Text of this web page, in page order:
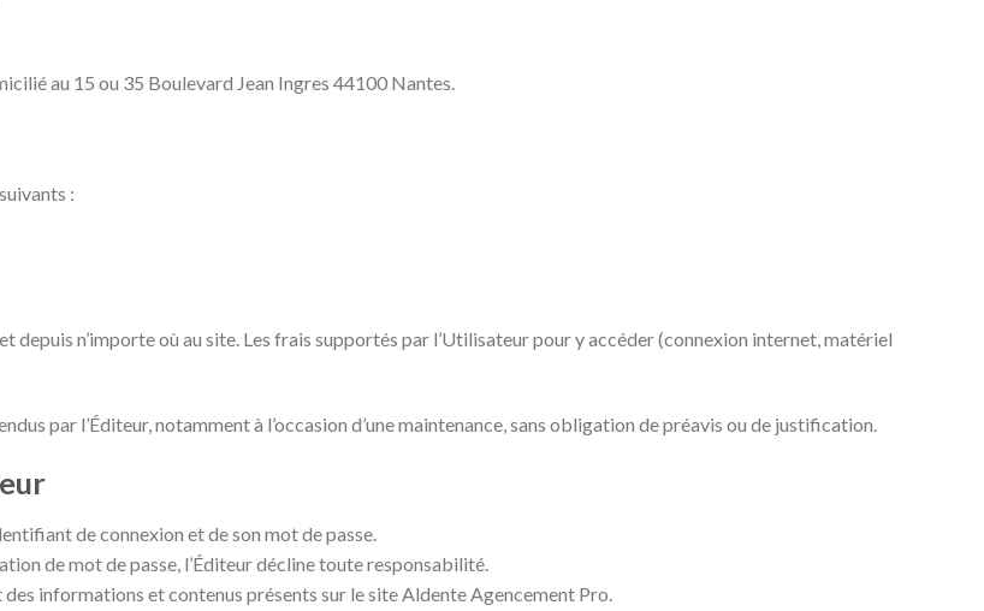
au 15 ou 35 Boulevard Jean Ingres 44100 Nantes.
:
n’importe où au site. Les frais supportés par l’Utilisateur pour y accéder (connexion internet, matériel
par l’Éditeur, notamment à l’occasion d’une maintenance, sans obligation de préavis ou de justification.
de connexion et de son mot de passe.
de mot de passe, l’Éditeur décline toute responsabilité.
informations et contenus présents sur le site Aldente Agencement Pro.